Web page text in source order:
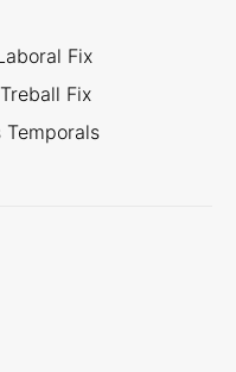
Fix
Fix
Temporals